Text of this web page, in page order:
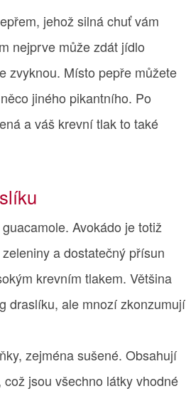
jehož silná chuť vám
nejprve může zdát jídlo
zvyknou. Místo pepře můžete
jiného pikantního. Po
a váš krevní tlak to také
Avokádo je totiž
a dostatečný přísun
krevním tlakem. Většina
draslíku, ale mnozí zkonzumují
zejména sušené. Obsahují
jsou všechno látky vhodné